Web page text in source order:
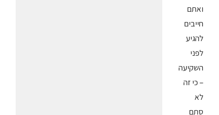
ואתם
חייבים
להגיע
לפני
השקיעה
– כי זה
לא
סתם